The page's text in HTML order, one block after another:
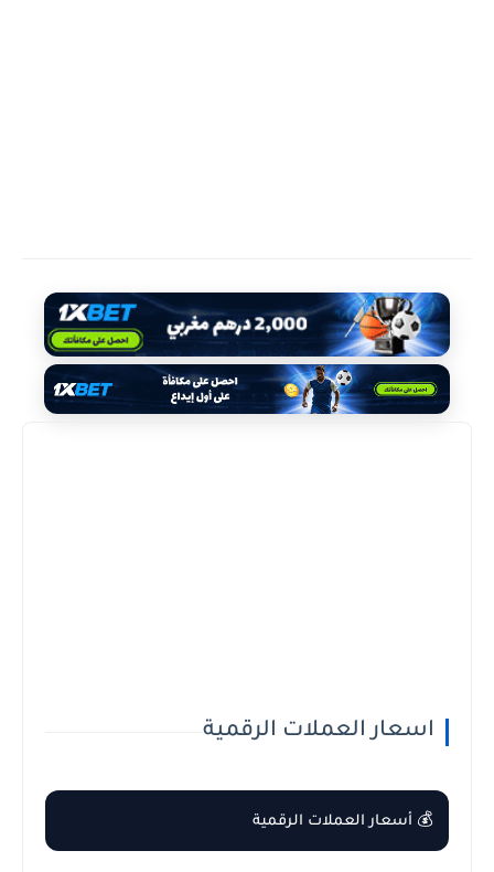
اسعار العملات الرقمية
💰 أسعار العملات الرقمية